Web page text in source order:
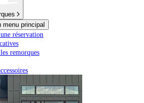
menu principal
réservation
remorques